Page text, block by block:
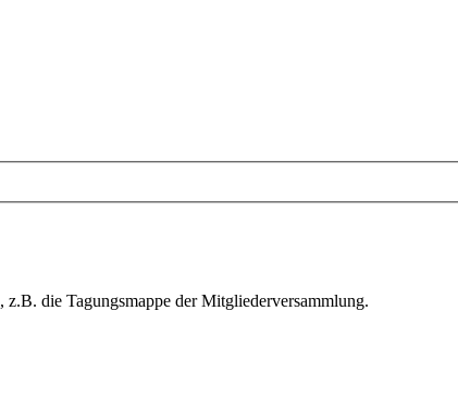
, z.B. die Tagungsmappe der Mitgliederversammlung.